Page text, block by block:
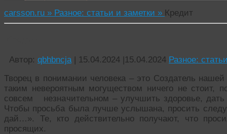
carsson.ru » Разное: статьи и заметки » Кредит
Автор: qbhbncja | 15.04.2024 |15.04.2024 Разное:
Творец в понимании человека – это Создатель
таким невероятным могуществом ничего не стоит,
совсем незначительном – улучшить здоровье, дать
Чтобы просьба была лучше услышана, просить
дай…». Те, кто действительно получают, что
просящих.